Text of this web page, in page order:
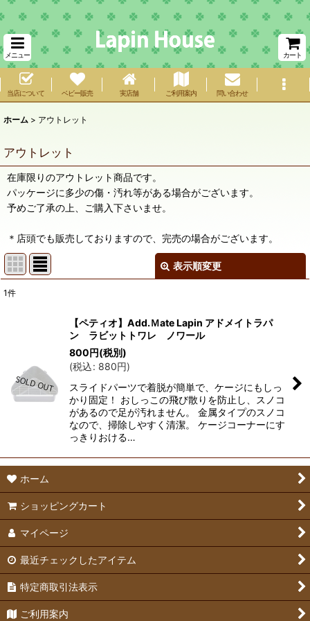
メニュー カート
当店について ベビー販売 実店舗 ご利用案内 問い合わせ
ホーム > アウトレット
アウトレット
在庫限りのアウトレット商品です。
パッケージに多少の傷・汚れ等がある場合がございます。
予めご了承の上、ご購入下さいませ。
＊店頭でも販売しておりますので、完売の場合がございます。
表示順変更
並び順:
絞り込む
1件
【ペティオ】Add.Ｍate Lapin アドメイトラパ
ン ラビットトワレ ノワール
800円(税別)
(税込: 880円)
スライドパーツで着脱が簡単で、ケージにもしっ
かり固定！ おしっこの飛び散りを防止し、スノコ
があるので足が汚れません。 金属タイプのスノコ
なので、掃除しやすく清潔。 ケージコーナーにす
っきりおける…
ホーム
ショッピングカート
マイページ
最近チェックしたアイテム
特定商取引法表示
ご利用案内